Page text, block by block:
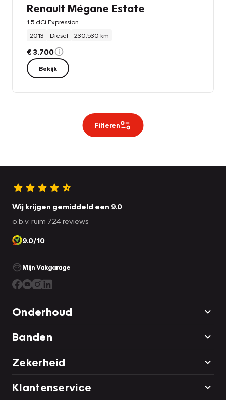
Renault Mégane Estate
1.5 dCi Expression
2013
Diesel 230.530 km
€ 3.700
Bekijk
Filteren
Wij krijgen gemiddeld een 9.0
o.b.v. ruim 724 reviews
9.0/10
Mijn Vakgarage
Onderhoud
Banden
Zekerheid
Klantenservice